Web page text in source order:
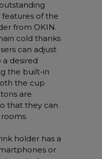
of the
from OKIN.
cold thanks
can adjust
desired
the built-in
the cup
are
that they can
holder has a
or